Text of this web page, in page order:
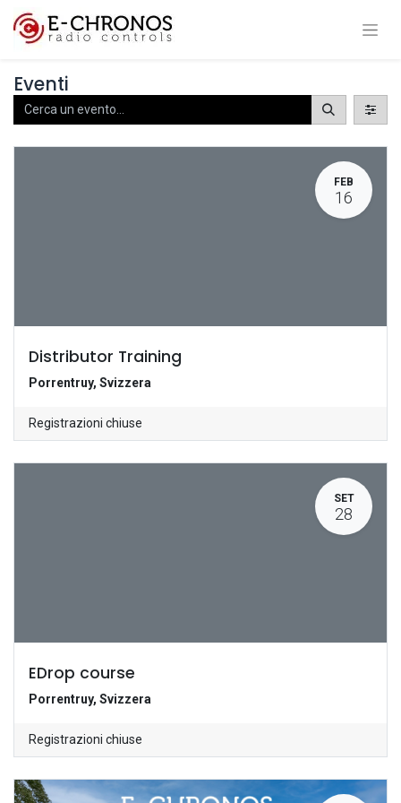
Eventi
FEB
16
Distributor Training
Porrentruy, Svizzera
Registrazioni chiuse
SET
28
EDrop course
Porrentruy, Svizzera
Registrazioni chiuse